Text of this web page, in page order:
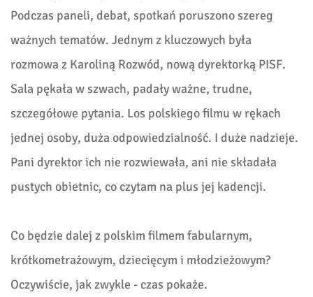
Podczas paneli, debat, spotkań poruszono szereg
ważnych tematów. Jednym z kluczowych była
rozmowa z Karoliną Rozwód, nową dyrektorką PISF.
Sala pękała w szwach, padały ważne, trudne,
szczegółowe pytania. Los polskiego filmu w rękach
jednej osoby, duża odpowiedzialność. I duże nadzieje.
Pani dyrektor ich nie rozwiewała, ani nie składała
pustych obietnic, co czytam na plus jej kadencji.
Co będzie dalej z polskim filmem fabularnym,
krótkometrażowym, dziecięcym i młodzieżowym?
Oczywiście, jak zwykle - czas pokaże.